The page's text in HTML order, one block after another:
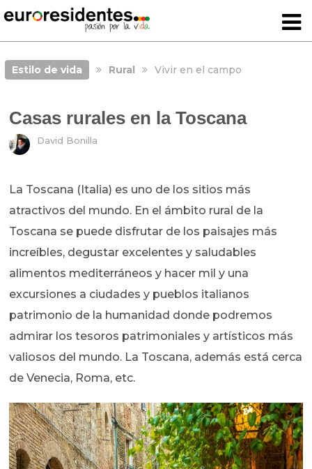
Estilo de vida Rural Vivir en el campo
Casas rurales en la Toscana
David Bonilla
La Toscana (Italia) es uno de los sitios más
atractivos del mundo. En el ámbito rural de la
Toscana se puede disfrutar de los paisajes más
increíbles, degustar excelentes y saludables
alimentos mediterráneos y hacer mil y una
excursiones a ciudades y pueblos italianos
patrimonio de la humanidad donde podremos
admirar los tesoros patrimoniales y artísticos más
valiosos del mundo. La Toscana, además está cerca
de Venecia, Roma, etc.